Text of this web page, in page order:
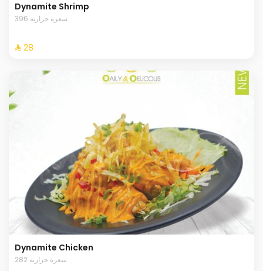
Dynamite Shrimp
396 سعرة حرارية
⁨⁦‪‬ 28⁩
Dynamite Chicken
282 سعرة حرارية